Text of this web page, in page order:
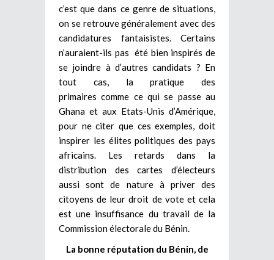
c’est que dans ce genre de situations,
on se retrouve généralement avec des
candidatures fantaisistes. Certains
n’auraient-ils pas été bien inspirés de
se joindre à d’autres candidats ? En
tout cas, la pratique des
primairescomme ce qui se passe au
Ghana et aux Etats-Unis d’Amérique,
pour ne citer que ces exemples, doit
inspirer les élites politiques des pays
africains. Les retards dans la
distribution des cartes d’électeurs
aussi sont de nature à priver des
citoyens de leur droit de vote et cela
est une insuffisance du travail de la
Commission électorale du Bénin.
La bonne réputation du Bénin, de